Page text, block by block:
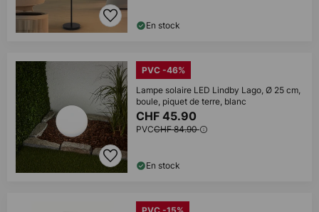
En stock
PVC -46%
Lampe solaire LED Lindby Lago, Ø 25 cm,
boule, piquet de terre, blanc
CHF 45.90
PVCCHF 84.90
En stock